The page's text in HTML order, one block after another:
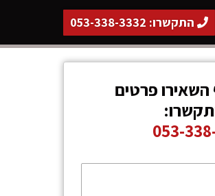
התקשרו: 053-338-3332
השאירו פרטים
053-